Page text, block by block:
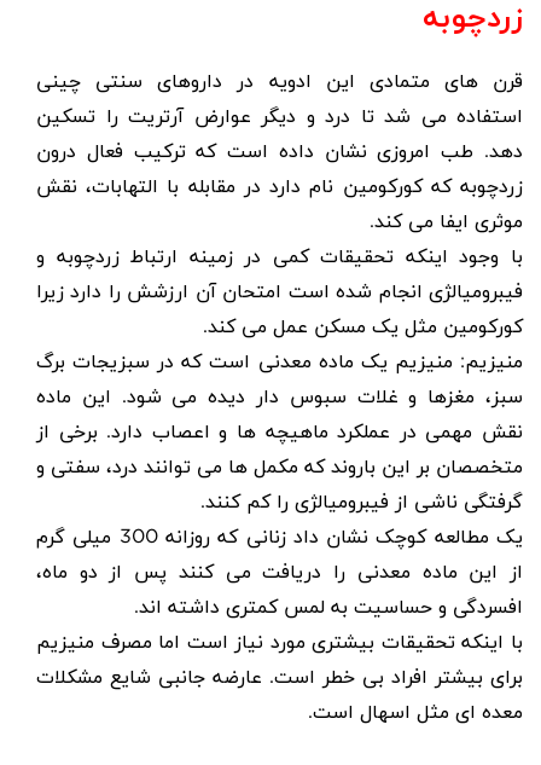
زردچوبه
قرن های متمادی این ادویه در داروهای سنتی چینی
استفاده می شد تا درد و دیگر عوارض آرتریت را تسکین
دهد. طب امروزی نشان داده است که ترکیب فعال درون
زردچوبه که کورکومین نام دارد در مقابله با التهابات، نقش
موثری ایفا می کند.
با وجود اینکه تحقیقات کمی در زمینه ارتباط زردچوبه و
فیبرومیالژی انجام شده است امتحان آن ارزشش را دارد زیرا
کورکومین مثل یک مسکن عمل می کند.
منیزیم: منیزیم یک ماده معدنی است که در سبزیجات برگ
سبز، مغزها و غلات سبوس دار دیده می شود. این ماده
نقش مهمی در عملکرد ماهیچه ها و اعصاب دارد. برخی از
متخصصان بر این باروند که مکمل ها می توانند درد، سفتی و
گرفتگی ناشی از فیبرومیالژی را کم کنند.
یک مطالعه کوچک نشان داد زنانی که روزانه 300 میلی گرم
از این ماده معدنی را دریافت می کنند پس از دو ماه،
افسردگی و حساسیت به لمس کمتری داشته اند.
با اینکه تحقیقات بیشتری مورد نیاز است اما مصرف منیزیم
برای بیشتر افراد بی خطر است. عارضه جانبی شایع مشکلات
معده ای مثل اسهال است.